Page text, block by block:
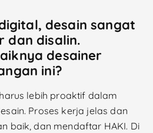
desain sangat
dan disalin.
desainer
ini?
lebih proaktif dalam
Proses kerja jelas dan
baik, dan mendaftar HAKI. Di